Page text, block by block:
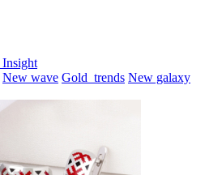
Insight
New wave Gold_trends New galaxy